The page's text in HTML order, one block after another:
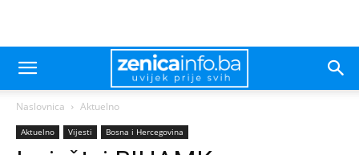
Naslovnica Aktuelno
Aktuelno Vijesti Bosna i Hercegovina